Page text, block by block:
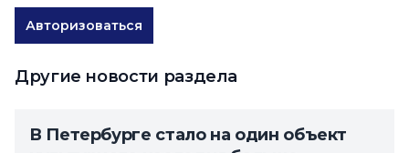
Авторизоваться
Другие новости раздела
В Петербурге стало на один объект